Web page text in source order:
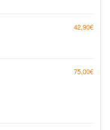
42,90€
75,00€